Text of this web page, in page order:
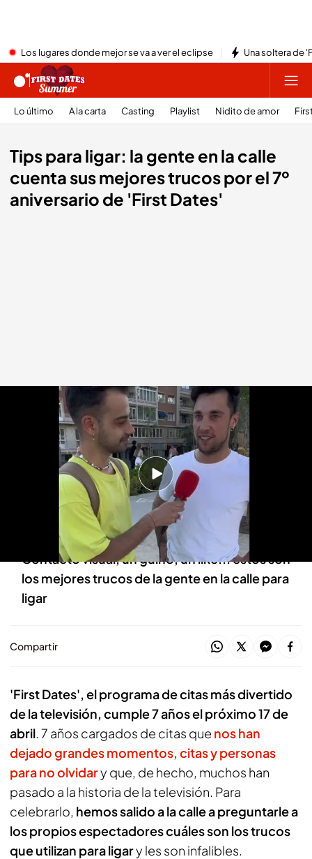
Los lugares donde mejor se va a ver el eclipse Una soltera de
Lo último A la carta Casting Playlist Nidito de amor
Tips para ligar: la gente en la calle
cuenta sus mejores trucos por el 7º
aniversario de 'First Dates'
Miradas, un guiño, un like... estos son los mejores trucos de la gente en la
calle para ligar.
cuatro.com
12 ABR 2023 - 16:46h.
El dating show presentado por Carlos Sobera
cumple el próximo 17 de abril su 7º aniversario
en antena y vendrá cargado de sorpresas
Contacto visual, un guiño, un like... estos son
los mejores trucos de la gente en la calle para
ligar
Compartir
'First Dates', el programa de citas más divertido
de la televisión, cumple 7 años el próximo 17 de
abril. 7 años cargados de citas que nos han
dejado grandes momentos, citas y personas
para no olvidary que, de hecho, muchos han
pasado a la historia de la televisión. Para
celebrarlo, hemos salido a la calle a preguntarle a
los propios espectadores cuáles son los trucos
que utilizan para ligary les son infalibles.